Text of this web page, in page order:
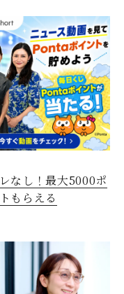
なし！最大5000ポ
もらえる